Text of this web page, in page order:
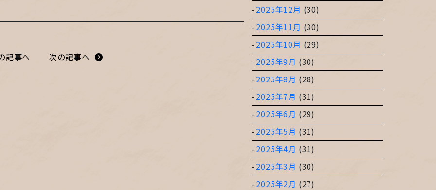
記事へ 次の記事へ
2025年12月 (30)
2025年11月 (30)
2025年10月 (29)
2025年9月 (30)
2025年8月 (28)
2025年7月 (31)
2025年6月 (29)
2025年5月 (31)
2025年4月 (31)
2025年3月 (30)
2025年2月 (27)